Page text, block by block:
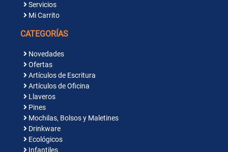
Servicios
Mi Carrito
CATEGORÍAS
Novedades
Ofertas
Artículos de Escritura
Artículos de Oficina
Llaveros
Pines
Mochilas, Bolsos y Maletines
Drinkware
Ecológicos
Infantiles